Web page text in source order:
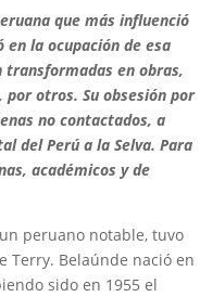
que más influenció
en la ocupación de esa
transformadas en obras,
por otros. Su obsesión por
no contactados, a
del Perú a la Selva. Para
académicos y de
peruano notable, tuvo
Terry. Belaúnde nació en
sido en 1955 el